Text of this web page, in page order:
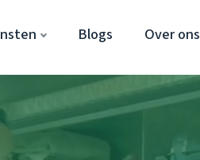
Blogs Over ons